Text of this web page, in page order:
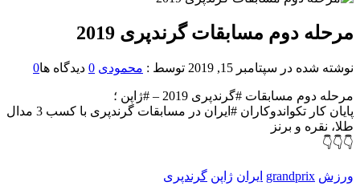
مرحله دوم مسابقات گرندپری 2019
نوشته شده در سپتامبر 15, 2019 توسط : محمودی 0 دیدگاه ها0
مرحله دوم مسابقات #گرندپری 2019 – #ژاپن ؛
پایان کار تکواندوکاران #ایران در مسابقات گرندپری با کسب 3 مدال
طلا، نقره و برنز
👇👇👇
ورزش grandprix ایران ژاپن گرندپری